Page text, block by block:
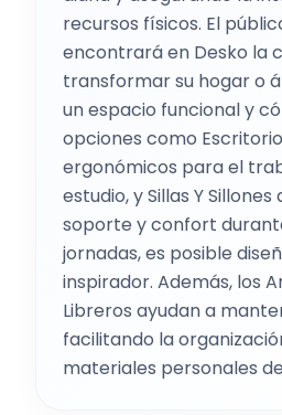
recursos físicos. El
encontrará en Desko la
transformar su hogar o
un espacio funcional y
opciones como
ergonómicos para el
estudio, y Sillas Y
soporte y confort
jornadas, es posible
inspirador. Además, los
Libreros ayudan a
facilitando la
materiales personales